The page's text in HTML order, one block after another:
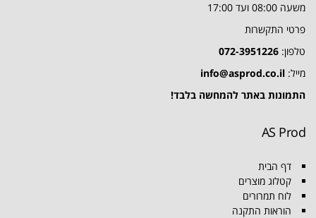
משעה 08:00 ועד 17:00
פרטי התקשרות
טלפון: 072-3951226
מייל: info@asprod.co.il
התמונות באתר להמחשה בלבד!
AS Prod
דף הבית
קטלוג מוצרים
לוח תמרורים
הוראות התקנה